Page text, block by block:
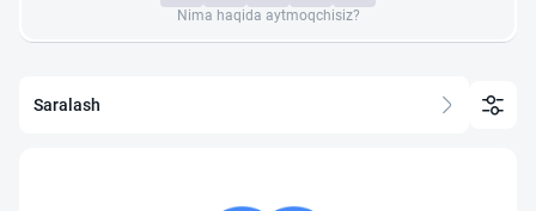
Nima haqida aytmoqchisiz?
Saralash